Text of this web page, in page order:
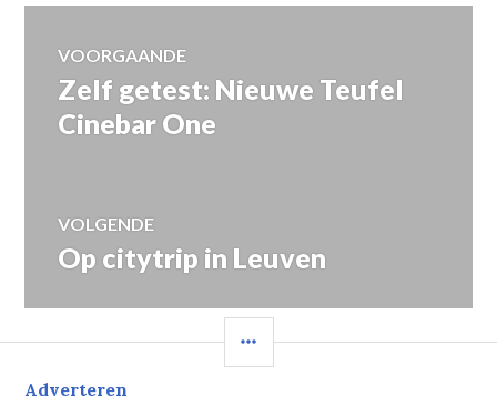
Bericht
navigatie
VOORGAANDE
Vorig
bericht:
Zelf getest: Nieuwe Teufel
Cinebar One
VOLGENDE
Volgend
bericht:
Op citytrip in Leuven
Adverteren